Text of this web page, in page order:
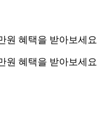
원 혜택을 받아보세요
원 혜택을 받아보세요